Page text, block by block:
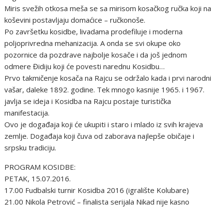
Miris svežih otkosa meša se sa mirisom kosačkog ručka koji na
koševini postavljaju domaćice – ručkonoše.
Po završetku kosidbe, livadama prodefiluje i moderna
poljoprivredna mehanizacija. A onda se svi okupe oko
pozornice da pozdrave najbolje kosače i da još jednom
odmere Đidiju koji će povesti narednu Kosidbu…
Prvo takmičenje kosača na Rajcu se održalo kada i prvi narodni
vašar, daleke 1892. godine. Tek mnogo kasnije 1965. i 1967.
javlja se ideja i Kosidba na Rajcu postaje turistička
manifestacija.
Ovo je događaja koji će ukupiti i staro i mlado iz svih krajeva
zemlje. Događaja koji čuva od zaborava najlepše običaje i
srpsku tradiciju.
PROGRAM KOSIDBE:
PETAK, 15.07.2016.
17.00 Fudbalski turnir Kosidba 2016 (igralište Kolubare)
21.00 Nikola Petrović – finalista serijala Nikad nije kasno